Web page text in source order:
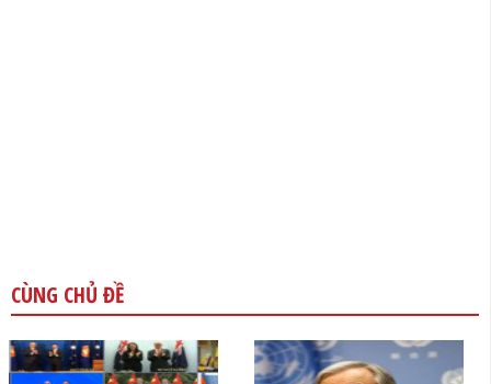
CÙNG CHỦ ĐỀ